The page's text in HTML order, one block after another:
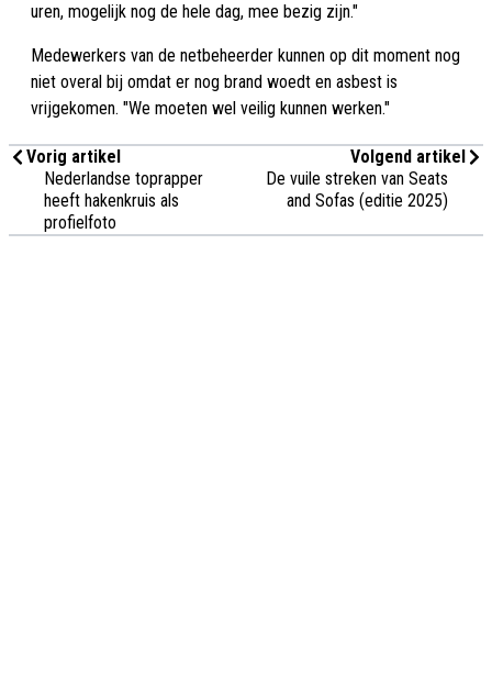
uren, mogelijk nog de hele dag, mee bezig zijn."
Medewerkers van de netbeheerder kunnen op dit moment nog
niet overal bij omdat er nog brand woedt en asbest is
vrijgekomen. "We moeten wel veilig kunnen werken."
Vorig artikel
Nederlandse toprapper
heeft hakenkruis als
profielfoto
Volgend artikel
De vuile streken van Seats
and Sofas (editie 2025)